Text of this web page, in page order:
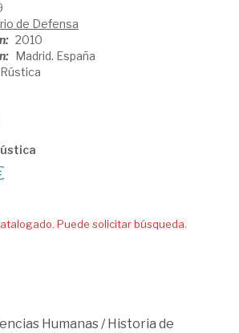
de Defensa
2010
Madrid. España
Rústica
Puede solicitar búsqueda.
Humanas/Historia de